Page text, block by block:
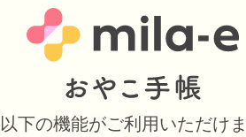
以下の機能がご利用いただけ